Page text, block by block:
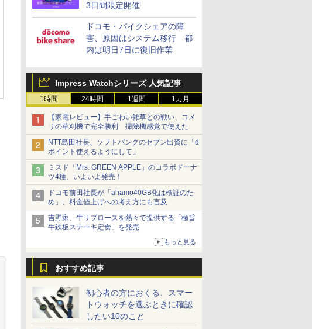
3日間限定開催
ドコモ・バイクシェアの障
害、原因はシステム移行 都
内は明日7日に復旧作業
Impress Watchシリーズ 人気記事
1時間 24時間 1週間 1カ月
【家電レビュー】手ごわい雑草との戦い、コメ
リの草刈機で完全勝利 掃除機感覚で使えた
NTT島田社長、ソフトバンクのセブン出資に「d
ポイント使えるようにして」
ミスド「Mrs. GREEN APPLE」のコラボドーナ
ツ4種、いよいよ発売！
ドコモ前田社長が「ahamo40GB化は検証のた
め」、料金値上げへの考え方にも言及
吉野家、牛リブロースを熱々で提供する「極旨
牛鉄板ステーキ定食」を発売
もっと見る
おすすめ記事
初心者の方におくる、スマー
トウォッチを選ぶときに確認
したい10のこと